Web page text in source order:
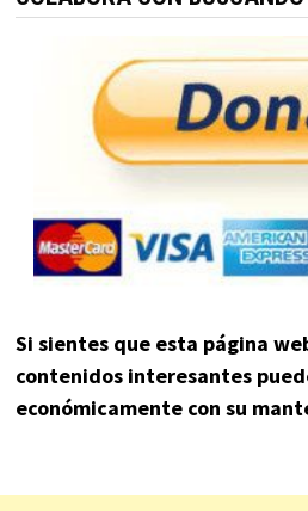
Si sientes que esta página
contenidos interesantes
económicamente con su